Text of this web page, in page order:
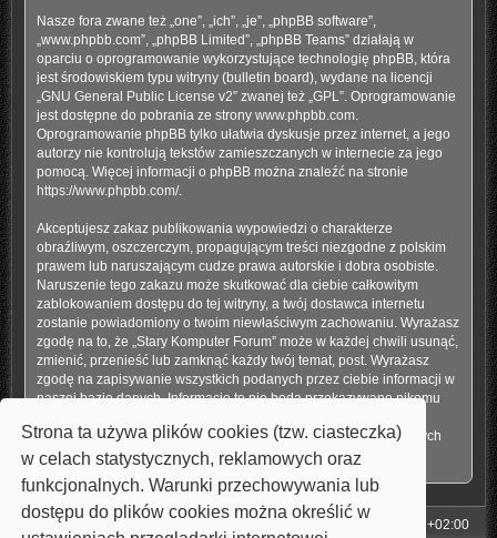
Strona ta używa plików cookies (tzw. ciasteczka)
w celach statystycznych, reklamowych oraz
funkcjonalnych. Warunki przechowywania lub
dostępu do plików cookies można określić w
Nasze fora zwane też „one”, „ich”, „je”, „phpBB software”,
„www.phpbb.com”, „phpBB Limited”, „phpBB Teams” działają w
oparciu o oprogramowanie wykorzystujące technologię phpBB, która
jest środowiskiem typu witryny (bulletin board), wydane na licencji
GNU General Public License v2” zwanej też „GPL”. Oprogramowanie
jest dostępne do pobrania ze strony www.phpbb.com.
Oprogramowanie phpBB tylko ułatwia dyskusje przez internet, a jego
autorzy nie kontrolują tekstów zamieszczanych w internecie za jego
pomocą. Więcej informacji o phpBB można znaleźć na stronie
https://www.phpbb.com/.
Akceptujesz zakaz publikowania wypowiedzi o charakterze
obraźliwym, oszczerczym, propagującym treści niezgodne z polskim
prawem lub naruszającym cudze prawa autorskie i dobra osobiste.
Naruszenie tego zakazu może skutkować dla ciebie całkowitym
zablokowaniem dostępu do tej witryny, a twój dostawca internetu
zostanie powiadomiony o twoim niewłaściwym zachowaniu. Wyrażasz
zgodę na to, że „Stary Komputer Forum” może w każdej chwili usunąć,
zmienić, przenieść lub zamknąć każdy twój temat, post. Wyrażasz
zgodę na zapisywanie wszystkich podanych przez ciebie informacji w
naszej bazie danych. Informacje te nie będą przekazywane nikomu
ponosi odpowiedzialności za włamania do witryny, podczas których
może dojść do kradzieży danych.
Strona główna UTC+02:00